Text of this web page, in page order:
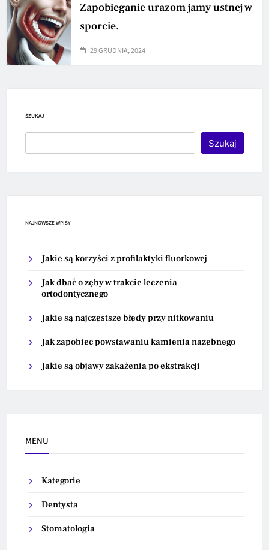
Zapobieganie urazom jamy ustnej w
sporcie.
29 GRUDNIA, 2024
SZUKAJ
Szukaj
NAJNOWSZE WPISY
Jakie są korzyści z profilaktyki fluorkowej
Jak dbać o zęby w trakcie leczenia
ortodontycznego
Jakie są najczęstsze błędy przy nitkowaniu
Jak zapobiec powstawaniu kamienia nazębnego
Jakie są objawy zakażenia po ekstrakcji
MENU
Kategorie
Dentysta
Stomatologia